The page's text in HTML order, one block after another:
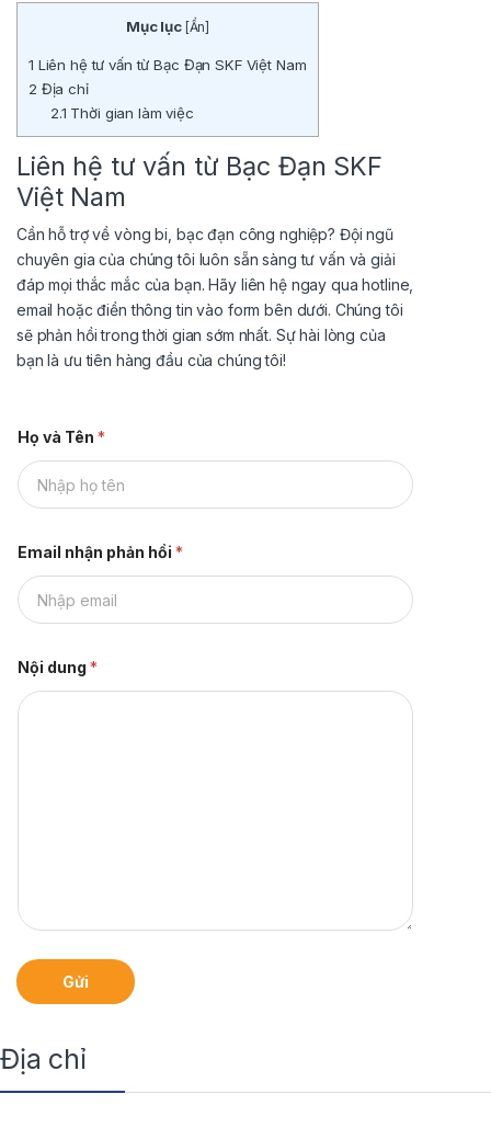
Mục lục [Ẩn]
1 Liên hệ tư vấn từ Bạc Đạn SKF Việt Nam
2 Địa chỉ
2.1 Thời gian làm việc
Liên hệ tư vấn từ Bạc Đạn SKF
Việt Nam
Cần hỗ trợ về vòng bi, bạc đạn công nghiệp? Đội ngũ
chuyên gia của chúng tôi luôn sẵn sàng tư vấn và giải
đáp mọi thắc mắc của bạn. Hãy liên hệ ngay qua hotline,
email hoặc điền thông tin vào form bên dưới. Chúng tôi
sẽ phản hồi trong thời gian sớm nhất. Sự hài lòng của
bạn là ưu tiên hàng đầu của chúng tôi!
Họ và Tên *
Email nhận phản hồi *
Nội dung *
Gửi
Địa chỉ